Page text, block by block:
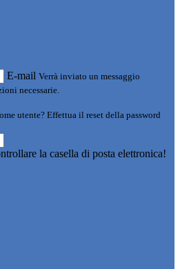
E-mail Verrà inviato un messaggio
necessarie.
utente? Effettua il reset della password
la casella di posta elettronica!